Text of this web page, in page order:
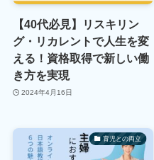
【40代必見】リスキリン
グ・リカレントで人生を変
える！資格取得で新しい働
き方を実現
2024年4月16日
育児との両立